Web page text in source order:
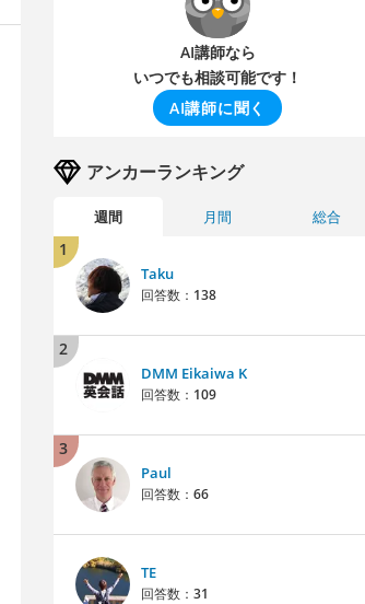
AI講師なら
いつでも相談可能です！
AI講師に聞く
アンカーランキング
週間 月間 総合
1
Taku
回答数： 138
2
DMM Eikaiwa K
回答数： 109
3
Paul
回答数： 66
TE
回答数： 31